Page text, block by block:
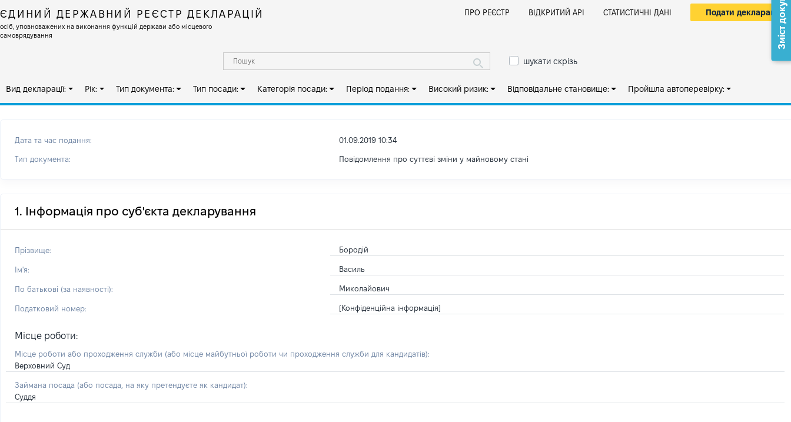
ЄДИНИЙ ДЕРЖАВНИЙ РЕЄСТР ДЕКЛАРАЦІЙ
осіб, уповноважених на виконання функцій держави або місцевого
самоврядування
ПРО РЕЄСТР ВІДКРИТИЙ АРІ СТАТИСТИЧНІ ДАНІ Подати декларацію
шукати скрізь
Вид декларації: Рік: Тип документа: Тип посади: Категорія посади: Період подання: Високий ризик: Відповідальне становище: Пройшла автоперевірку:
Дата та час подання: 01.09.2019 10:34
Тип документа: Повідомлення про суттєві зміни y майновому стані
1. Інформація про суб'єкта декларування
Прізвище: Бородій
Ім'я: Василь
По батькові (за наявності): Миколайович
Податковий номер: [Конфіденційна інформація]
Місце роботи:
Місце роботи або проходження служби (або місце майбутньої роботи чи проходження служби для кандидатів):
Верховний Суд
Займана посада (або посада, на яку претендуєте як кандидат):
Суддя